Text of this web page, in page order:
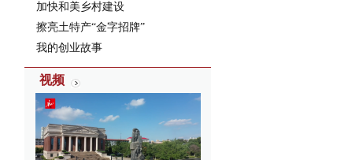
加快和美乡村建设
擦亮土特产“金字招牌”
我的创业故事
视频